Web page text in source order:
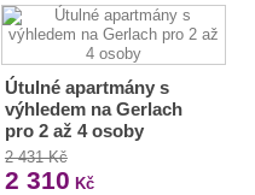
Útulné apartmány s
výhledem na Gerlach
pro 2 až 4 osoby
2 431 Kč
2 310 Kč